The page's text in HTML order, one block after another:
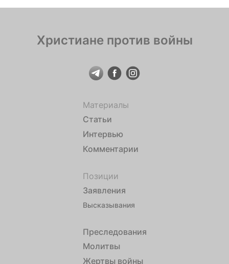
Христиане против войны
Материалы
Статьи
Интервью
Комментарии
Позиции
Заявления
Высказывания
Преследования
Молитвы
Жертвы войны